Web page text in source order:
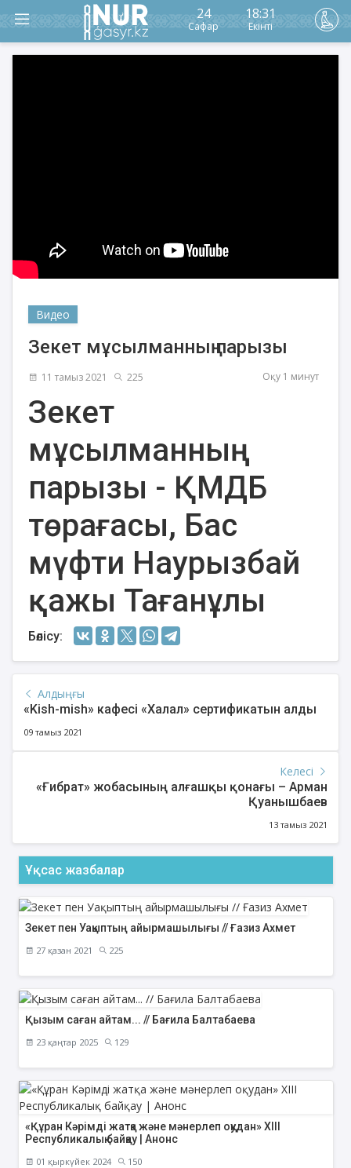
24
Сафар
18:31
Екінті
Видео
Зекет мұсылманның парызы
11 тамыз 2021 225 Оқу 1 минут
Зекет
мұсылманның
парызы - ҚМДБ
төрағасы, Бас
мүфти Наурызбай
қажы Тағанұлы
Бөлісу:
Алдыңғы
«Kish-mish» кафесі «Халал» сертификатын алды
09 тамыз 2021
Келесі
«Ғибрат» жобасының алғашқы қонағы – Арман
Қуанышбаев
13 тамыз 2021
Ұқсас жазбалар
Зекет пен Уақыптың айырмашылығы // Ғазиз Ахмет
27 қазан 2021 225
Қызым саған айтам... // Бағила Балтабаева
23 қаңтар 2025 129
«Құран Кәрімді жатқа және мәнерлеп оқудан» ХІІІ
Республикалық байқау | Анонс
01 қыркүйек 2024 150